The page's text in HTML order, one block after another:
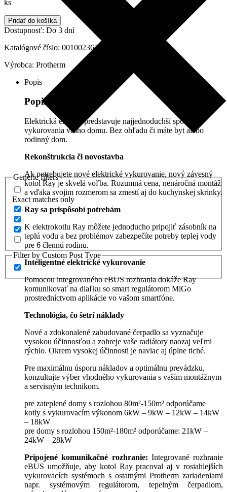
Generic filters
Exact matches only
Filter by Custom Post Type
elektrický
kotol
0010023674
ks
Pridať do košíka
Dostupnosť: Do 3 dní
Katalógové číslo: 0010023674
Výrobca: Protherm
Popis
Popis produktu
Elektrická energia predstavuje najjednoduchší spôsob
vykurovania vášho domu. Bez ohľadu či máte byt alebo
rodinný dom.
Rekonštrukcia či novostavba
Ak potrebujete nové elektrické vykurovanie, nový závesný
kotol Ray je skvelá voľba. Rozumná cena, nenáročná montáž
a vďaka svojim rozmerom sa zmestí aj do kuchynskej skrinky.
Ray sa prispôsobí potrebám
K elektrokotlu Ray môžete jednoducho pripojiť zásobník na
teplú vodu a bez problémov zabezpečíte potreby teplej vody
pre 6 člennú rodinu.
Inteligentné elektrické vykurovanie
Pomocou integrovaného eBUS rozhrania dokáže Ray
komunikovať na diaľku so smart regulátorom MiGo
prostredníctvom aplikácie vo vašom smartfóne.
Technológia, čo šetrí náklady
Nové a zdokonalené zabudované čerpadlo sa vyznačuje
vysokou účinnosťou a zohreje vaše radiátory naozaj veľmi
rýchlo. Okrem vysokej účinnosti je naviac aj úplne tiché.
Pre maximálnu úsporu nákladov a optimálnu prevádzku,
konzultujte výber vhodného vykurovania s vaším montážnym
a servisným technikom.
pre zateplené domy s rozlohou 80m²-150m² odporúčame
kotly s vykurovacím výkonom 6kW – 9kW – 12kW – 14kW
– 18kW
pre domy s rozlohou 150m²-180m² odporúčame: 21kW –
24kW – 28kW
Pripojené komunikačné rozhranie: Integrované rozhranie
eBUS umožňuje, aby kotol Ray pracoval aj v rosiahlejších
vykurovacích systémoch s ostatnými Protherm zariadeniami
napr. systémovým regulátorom, tepelným čerpadlom,